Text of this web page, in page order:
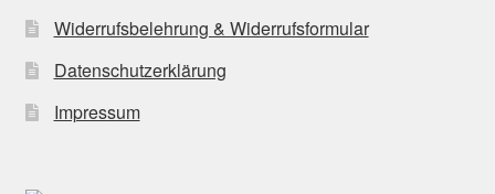
Widerrufsbelehrung & Widerrufsformular
Datenschutzerklärung
Impressum